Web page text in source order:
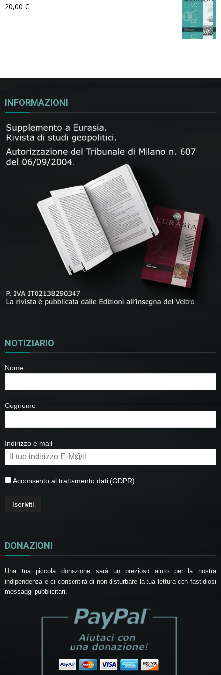
20,00 €
INFORMAZIONI
NOTIZIARIO
Nome
Cognome
Indirizzo e-mail
Acconsento al trattamento dati (GDPR)
DONAZIONI
Una tua piccola donazione sarà un prezioso aiuto per la nostra
indipendenza e ci consentirà di non disturbare la tua lettura con fastidiosi
messaggi pubblicitari.